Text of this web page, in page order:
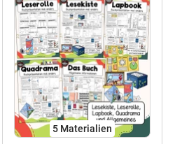
5 Materialien